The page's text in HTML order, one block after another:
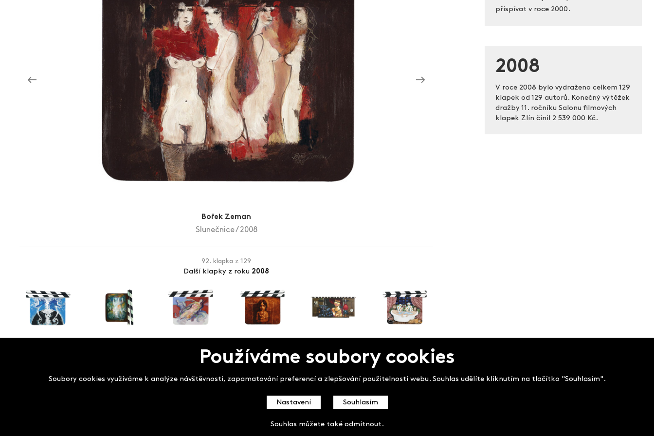
Bořek Zeman
Slunečnice / 2008
92. klapka z 129
Další klapky z roku 2008
přispívat v roce 2000.
2008
V roce 2008 bylo vydraženo celkem 129
klapek od 129 autorů. Konečný výtěžek
dražby 11. ročníku Salonu filmových
klapek Zlín činil 2 539 000 Kč.
Salon filmových klapekPoužíváme soubory cookies
Soubory cookies využíváme k analýze návštěvnosti, zapamatování preferencí a zlepšování použitelnosti webu. Souhlas udělíte kliknutím na tlačítko "Souhlasím".
Nastavení Souhlasím
Souhlas můžete také odmítnout .